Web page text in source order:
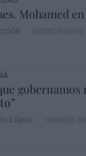
Mohamed